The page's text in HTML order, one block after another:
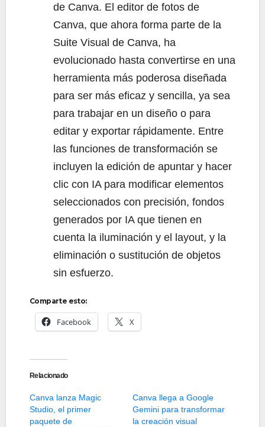
de Canva. El editor de fotos de
Canva, que ahora forma parte de la
Suite Visual de Canva, ha
evolucionado hasta convertirse en una
herramienta más poderosa diseñada
para ser más eficaz y sencilla, ya sea
para trabajar en un diseño o para
editar y exportar rápidamente. Entre
las funciones de transformación se
incluyen la edición de apuntar y hacer
clic con IA para modificar elementos
seleccionados con precisión, fondos
generados por IA que tienen en
cuenta la iluminación y el layout, y la
eliminación o sustitución de objetos
sin esfuerzo.
Comparte esto:
Facebook X
Relacionado
Canva lanza Magic
Studio, el primer
paquete de
Canva llega a Google
Gemini para transformar
la creación visual